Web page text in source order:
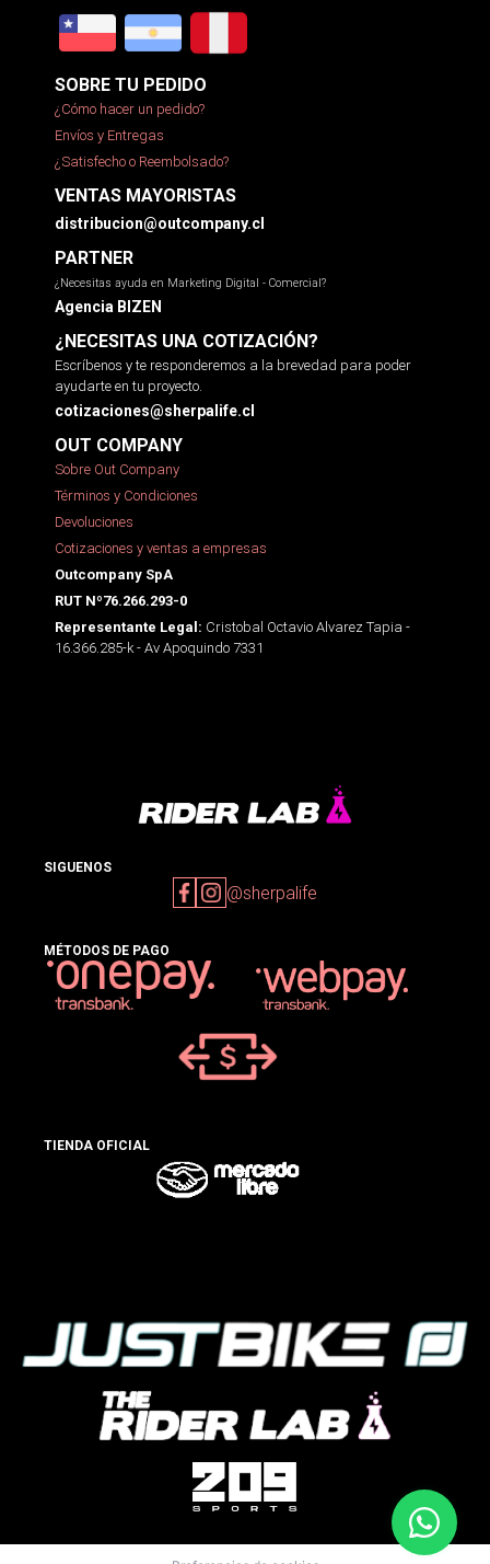
SOBRE TU PEDIDO
¿Cómo hacer un pedido?
Envíos y Entregas
¿Satisfecho o Reembolsado?
VENTAS MAYORISTAS
distribucion@outcompany.cl
PARTNER
¿Necesitas ayuda en Marketing Digital - Comercial?
Agencia BIZEN
¿NECESITAS UNA COTIZACIÓN?
Escríbenos y te responderemos a la brevedad para poder
ayudarte en tu proyecto.
cotizaciones@sherpalife.cl
OUT COMPANY
Sobre Out Company
Términos y Condiciones
Devoluciones
Cotizaciones y ventas a empresas
Outcompany SpA
RUT Nº76.266.293-0
Representante Legal: Cristobal Octavio Alvarez Tapia -
16.366.285-k - Av Apoquindo 7331
SIGUENOS
@sherpalife
MÉTODOS DE PAGO
TIENDA OFICIAL